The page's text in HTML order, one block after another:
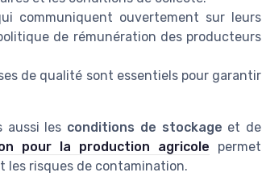
communiquent ouvertement sur leurs
de rémunération des producteurs
de qualité sont essentiels pour garantir
aussi les conditions de stockage et de
pour la production agricole permet
les risques de contamination.